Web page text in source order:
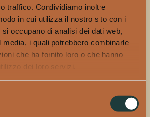
traffico. Condividiamo inoltre
in cui utilizza il nostro sito con i
occupano di analisi dei dati web,
media, i quali potrebbero combinarle
che ha fornito loro o che hanno
dei loro servizi.
morfologiche diverse che
e sake altrettanto diversi. Per
che potrebbero essere simili alla
ci sono località montane dove al
regionale c’è la cacciagione e
calde del sud.
è complesso il paese da cui proviene